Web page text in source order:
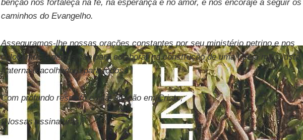
bênção nos fortaleça na fé, na esperança e no amor, e nos encoraje a seguir os
caminhos do Evangelho.
Asseguramos-lhe nossas orações constantes por seu ministério petrino e nos
colocamos à disposição para colaborar na construção de uma Igreja mais justa,
fraterna e acolhedora para todos.
Com profundo respeito e filial afeição em Cristo,
(Nossas assinaturas)